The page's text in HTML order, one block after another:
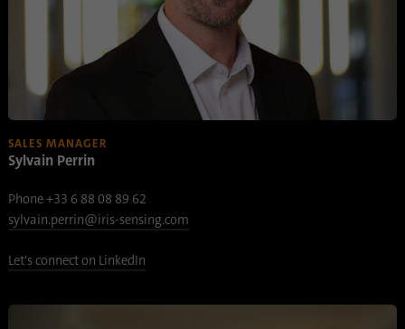
SALES MANAGER
Sylvain Perrin
Phone +33 6 88 08 89 62
sylvain.perrin@iris-sensing.com
Let's connect on LinkedIn
Wird verwendet, um festzustellen, ob Oribi-
Analysen für eine bestimmte Domäne
durchgeführt werden können